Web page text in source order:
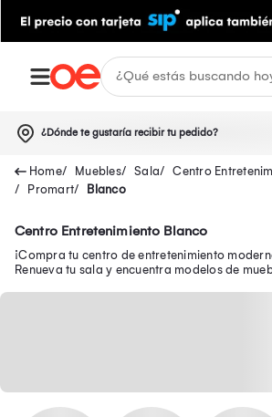
¿Dónde te gustaría recibir tu pedido?
Muebles Sala Centro
Promart
Blanco
Centro Entretenimiento Blanco
¡Compra tu centro de entretenimiento
Renueva tu sala y encuentra modelos de